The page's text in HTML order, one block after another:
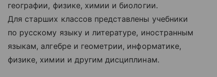
географии, физике, химии и биологии.
Для старших классов представлены учебники
по русскому языку и литературе, иностранным
языкам, алгебре и геометрии, информатике,
физике, химии и другим дисциплинам.